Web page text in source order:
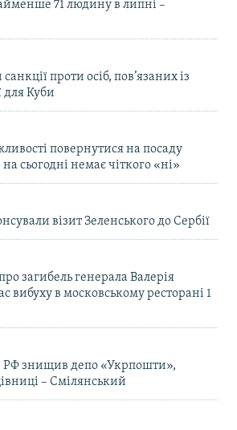
71 людину в липні –
проти осіб, пов’язаних із
для Куби
повернутися на посаду
сьогодні немає чіткого «ні»
візит Зеленського до Сербії
загибель генерала Валерія
вибуху в московському ресторані 1
РФ знищив депо «Укрпошти»,
– Смілянський